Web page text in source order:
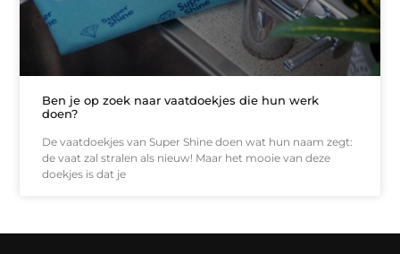
Ben je op zoek naar vaatdoekjes die hun werk
doen?
De vaatdoekjes van Super Shine doen wat hun naam zegt:
de vaat zal stralen als nieuw! Maar het mooie van deze
doekjes is dat je